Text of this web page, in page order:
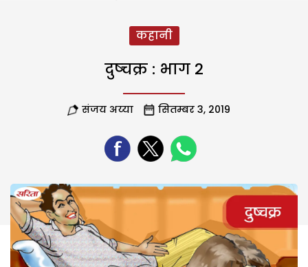
कहानी
दुष्चक्र : भाग 2
संजय अय्या सितम्बर 3, 2019